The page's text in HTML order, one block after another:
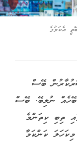
އެކަމުގެ
މެއި 15، މިއީ ސަރުކާރުން ބޭސް
ނުލިބޭ. ބޭސް
ތިބި ކިތަންމެ
ކަންކަމާ